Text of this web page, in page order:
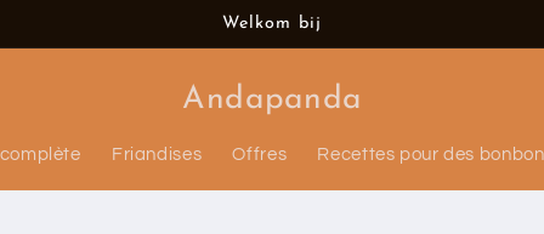
Welkom bij
Andapanda
Friandises Offres Recettes pour des